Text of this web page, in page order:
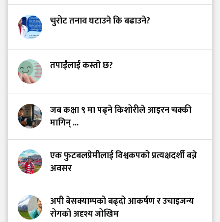
चुरोट तनाव घटाउने कि बढाउने?
तपाईंलाई कस्तो छ?
जब कक्षा ९ मा पढ्ने किशोरीले आइरन चक्की
मागिन् ...
एक फुटबलप्रेमीलाई विश्वकपको प्रत्यक्षदर्शी बन्ने
अवसर
अपी बेसक्याम्पको बढ्दो आकर्षण र उचाइजन्य
रोगको अदृश्य जोखिम